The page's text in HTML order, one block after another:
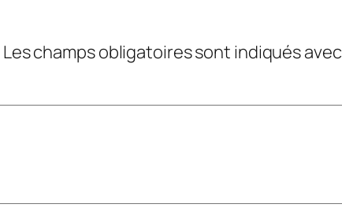
Les champs obligatoires sont indiqués